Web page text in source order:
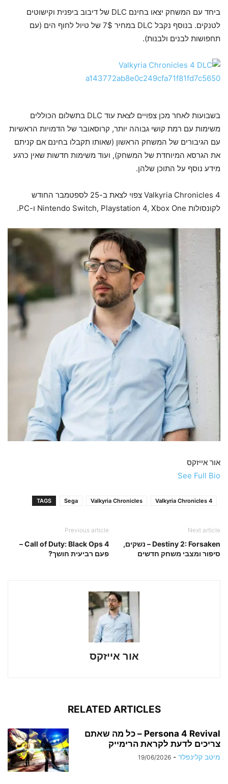
ביחד עם המשחק יצאו בחינם DLC של דיבוב ביפנית וקישוטים
לטנקים. בנוסף נקבל DLC במחיר 7$ של טיול לחוף הים (עם
תחפושות לבנים ולבנות).
בשבועות לאחר מכן צפויים לצאת עוד DLC בתשלום הכוללים
משימות עם רמת קושי גבוהה יותר, קרוסאובר של הדמויות הראשיות
עם הגיבורים של המשחק הראשון (שאותו תקבלו בחינם אם קניתם
את הגרסא המיוחדת של המשחק), ועוד משימות חדשות שאין כרגע
מידע נוסף על התוכן שלהן.
Valkyria Chronicles 4 צפוי לצאת ב-25 לספטמבר החודש
לקונסולות Nintendo Switch, Playstation 4, Xbox One ו-PC.
אור אייזקס
See Full Bio
TAGS Sega Valkyria Chronicles Valkyria Chronicles 4
Previous article
Call of Duty: Black Ops 4 –
פעם רביעית חושך?
Next article
Destiny 2: Forsaken – נשקים,
סיפור ומצבי משחק חדשים
אור אייזקס
RELATED ARTICLES
Persona 4 Revival – כל מה שאתם
צריכים לדעת לקראת הרימייק
מיטב קלינפלד -
19/06/2026